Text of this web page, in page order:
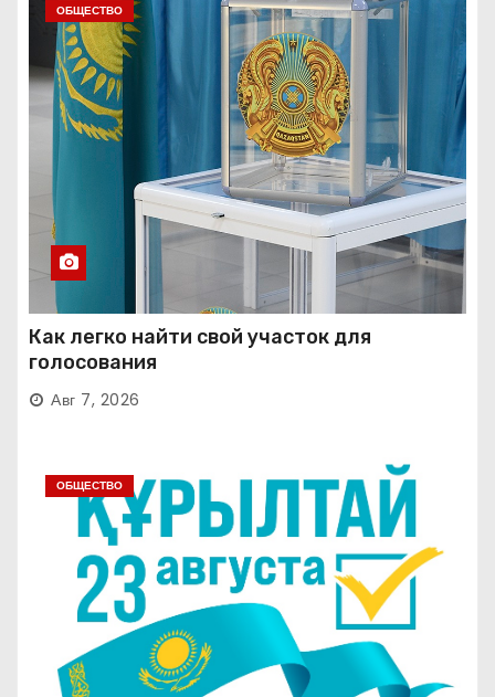
ОБЩЕСТВО
Как легко найти свой участок для
голосования
Авг 7, 2026
ОБЩЕСТВО